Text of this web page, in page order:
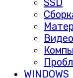
SSD
WINDOWS